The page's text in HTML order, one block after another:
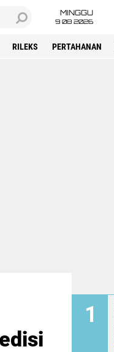
MINGGU
9 08 2026
RILEKS PERTAHANAN